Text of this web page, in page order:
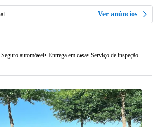
Ver anúncios
Seguro automóvel Entrega em casa Serviço de inspeção